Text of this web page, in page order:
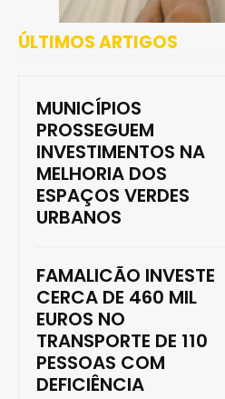
ÚLTIMOS ARTIGOS
MUNICÍPIOS
PROSSEGUEM
INVESTIMENTOS NA
MELHORIA DOS
ESPAÇOS VERDES
URBANOS
FAMALICÃO INVESTE
CERCA DE 460 MIL
EUROS NO
TRANSPORTE DE 110
PESSOAS COM
DEFICIÊNCIA